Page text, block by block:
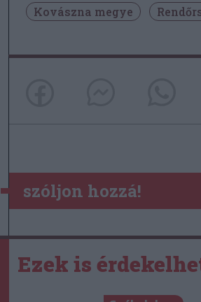
Kovászna megye
szóljon hozzá!
Ezek is